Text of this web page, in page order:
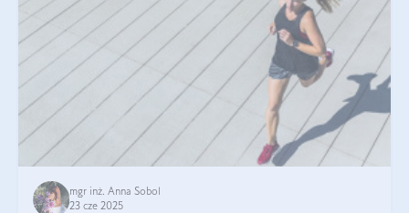
mgr inż. Anna Sobol
23 cze 2025